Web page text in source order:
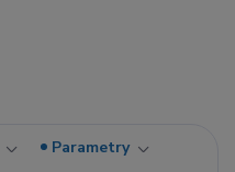
Parametry